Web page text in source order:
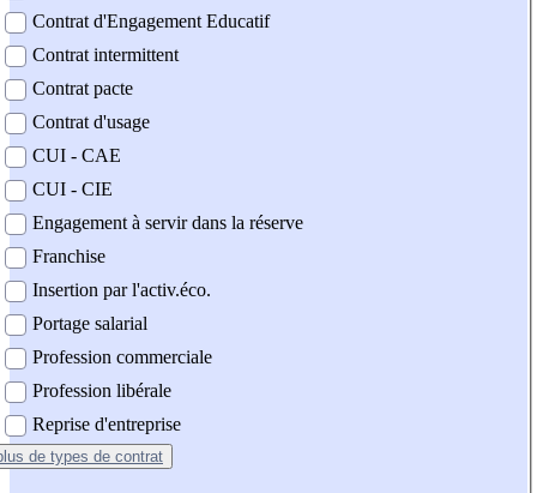
Contrat d'Engagement Educatif
Contrat intermittent
Contrat pacte
Contrat d'usage
CUI - CAE
CUI - CIE
Engagement à servir dans la réserve
Franchise
Insertion par l'activ.éco.
Portage salarial
Profession commerciale
Profession libérale
Reprise d'entreprise
de types de contrat